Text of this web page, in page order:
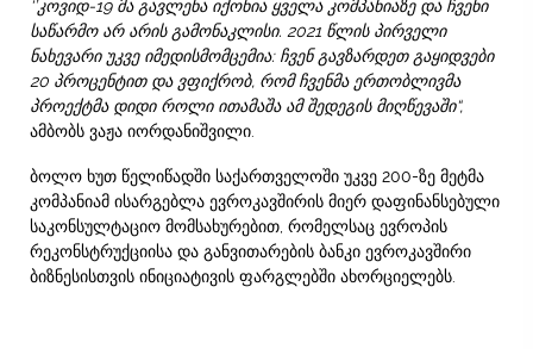
‘’კოვიდ-19 მა გავლენა იქონია ყველა კომპანიაზე და ჩვენი
საწარმო არ არის გამონაკლისი. 2021 წლის პირველი
ნახევარი უკვე იმედისმომცემია: ჩვენ გავზარდეთ გაყიდვები
20 პროცენტით და ვფიქრობ, რომ ჩვენმა ერთობლივმა
პროექტმა დიდი როლი ითამაშა ამ შედეგის მიღწევაში“,
ამბობს ვაჟა იორდანიშვილი.
ბოლო ხუთ წელიწადში საქართველოში უკვე 200-ზე მეტმა
კომპანიამ ისარგებლა ევროკავშირის მიერ დაფინანსებული
საკონსულტაციო მომსახურებით, რომელსაც ევროპის
რეკონსტრუქციისა და განვითარების ბანკი ევროკავშირი
ბიზნესისთვის ინიციატივის ფარგლებში ახორციელებს.